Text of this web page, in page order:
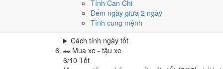
Tính Can Chi
Đếm ngày giữa 2 ngày
Tính cung mệnh
Nhập trạch - vào nhà mới
Tốt
Nhập trạch - vào nhà mới hôm nay ở
Cách tính ngày tốt
🚗 Mua xe - tậu xe
6/10 Tốt